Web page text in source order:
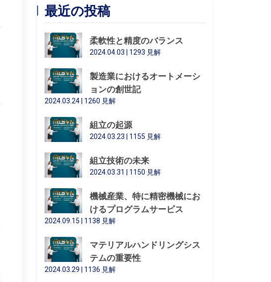
最近の投稿
柔軟性と精度のバランス
2024.04.03 | 1293 見解
製造業におけるオートメーシ
ョンの創世記
2024.03.24 | 1260 見解
組立の起源
2024.03.23 | 1155 見解
組立技術の未来
2024.03.31 | 1150 見解
機械産業、特に精密機械にお
けるプログラムサービス
2024.09.15 | 1138 見解
マテリアルハンドリングシス
テムの重要性
2024.03.29 | 1136 見解